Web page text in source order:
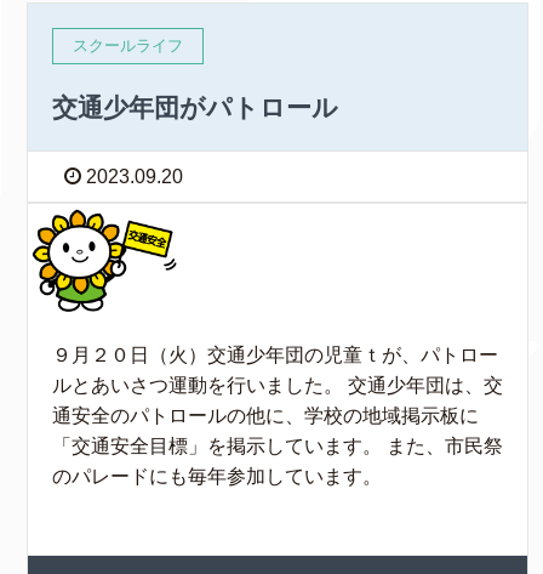
スクールライフ
交通少年団がパトロール
2023.09.20
９月２０日（火）交通少年団の児童ｔが、パトロー
ルとあいさつ運動を行いました。 交通少年団は、交
通安全のパトロールの他に、学校の地域掲示板に
「交通安全目標」を掲示しています。 また、市民祭
のパレードにも毎年参加しています。